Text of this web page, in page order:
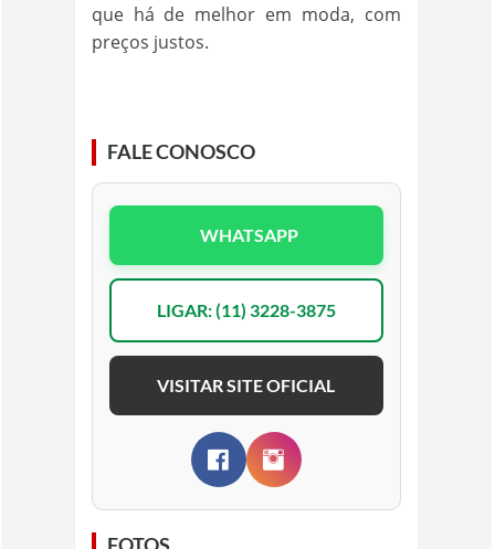
que há de melhor em moda, com
preços justos.
FALE CONOSCO
WHATSAPP
LIGAR: (11) 3228-3875
VISITAR SITE OFICIAL